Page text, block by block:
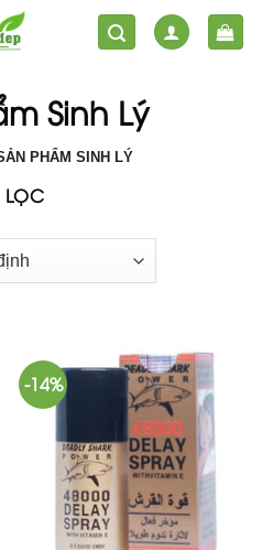
Sinh Lý
PHẨM SINH LÝ
LỌC
-14%